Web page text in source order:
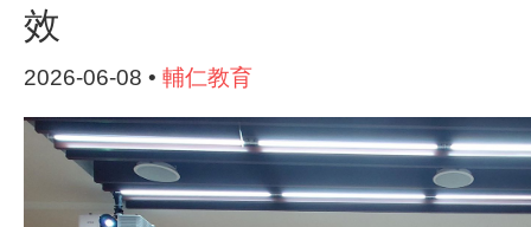
效
2026-06-08 • 輔仁教育